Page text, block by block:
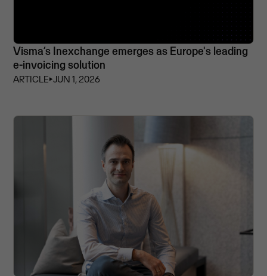
Visma’s Inexchange emerges as Europe's leading
e-invoicing solution
ARTICLE⏵JUN 1, 2026